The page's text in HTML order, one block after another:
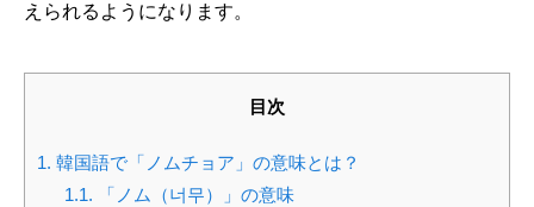
えられるようになります。
目次
1. 韓国語で「ノムチョア」の意味とは？
1.1. 「ノム（너무）」の意味